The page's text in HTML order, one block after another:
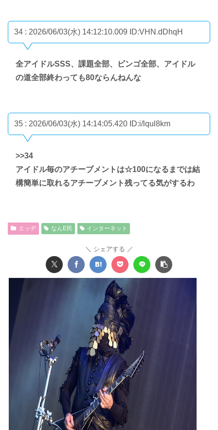
34 : 2026/06/03(水) 14:12:10.009 ID:VHN.dDhqH
全アイドルSSS、課題全部、ビンゴ全部、アイドル
の道全部終わっても80ならんねんな
35 : 2026/06/03(水) 14:14:05.420 ID:i/lqul8km
>>34
アイドル毎のアチーブメントは☆100になるまでは結
構簡単に取れるアチーブメント残ってる気がするわ
エッヂ なんE民 インターネット
シェアする